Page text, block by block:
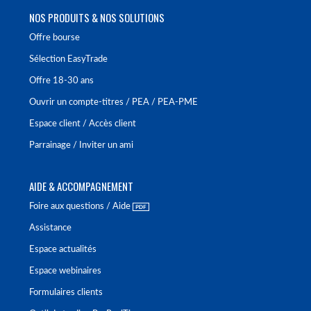
NOS PRODUITS & NOS SOLUTIONS
Offre bourse
Sélection EasyTrade
Offre 18-30 ans
Ouvrir un compte-titres / PEA / PEA-PME
Espace client / Accès client
Parrainage / Inviter un ami
AIDE & ACCOMPAGNEMENT
Foire aux questions / Aide
Assistance
Espace actualités
Espace webinaires
Formulaires clients